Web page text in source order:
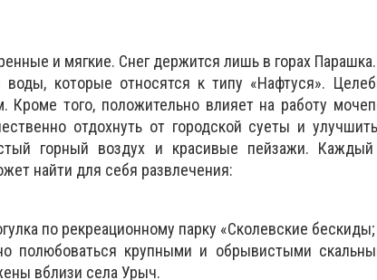
и мягкие. Снег держится лишь в горах
воды, которые относятся к типу «Нафтуся».
Кроме того, положительно влияет на работу
отдохнуть от городской суеты и
горный воздух и красивые пейзажи. Каждый
найти для себя развлечения:
по рекреационному парку «Сколевские бескиды;
полюбоваться крупными и обрывистыми
вблизи села Урыч.